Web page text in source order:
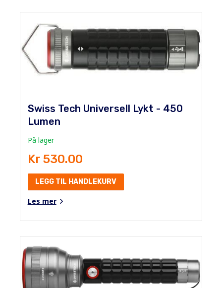
Swiss Tech Universell Lykt - 450
Lumen
På lager
Kr 530.00
LEGG TIL HANDLEKURV
Les mer